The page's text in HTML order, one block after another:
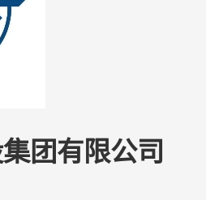
团有限公司